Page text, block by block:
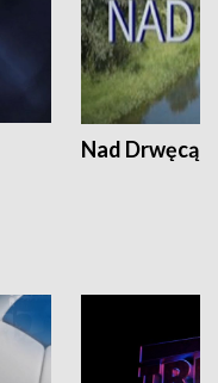
Nad Drwęcą